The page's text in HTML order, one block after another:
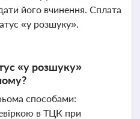
його вчинення. Сплата
«у розшуку».
«у розшуку»
способами:
в ТЦК при